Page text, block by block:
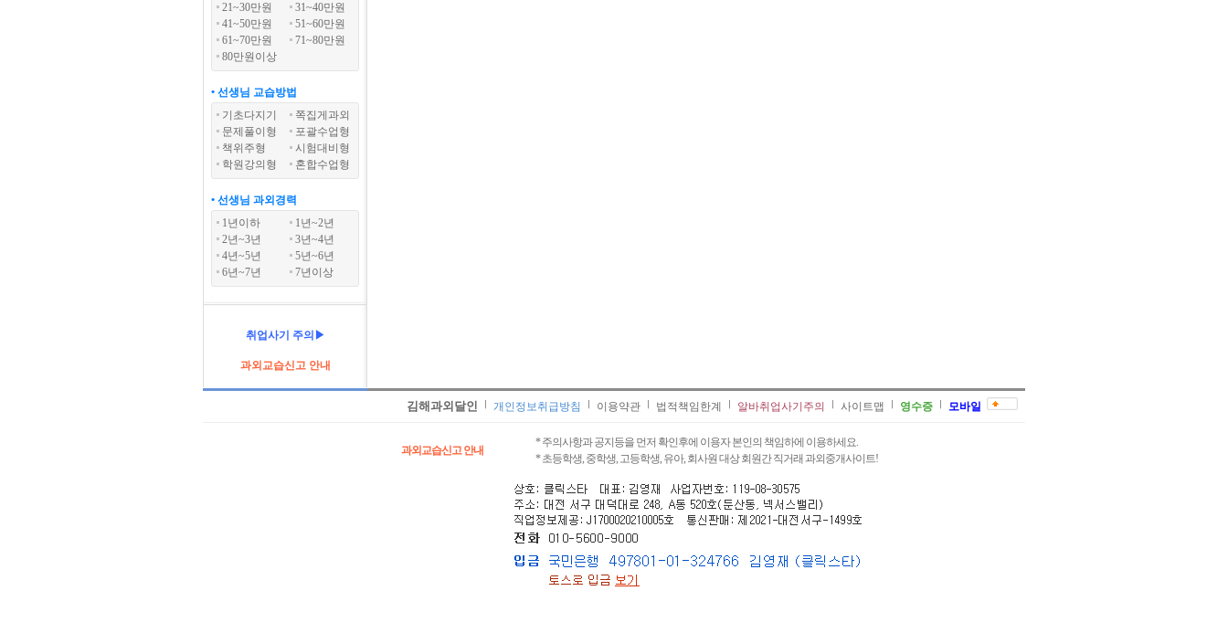
21~30만원
31~40만원
41~50만원
51~60만원
61~70만원
71~80만원
80만원이상
• 선생님 교습방법
기초다지기
쪽집게과외
문제풀이형
포괄수업형
책위주형
시험대비형
학원강의형
혼합수업형
• 선생님 과외경력
1년이하
1년~2년
2년~3년
3년~4년
4년~5년
5년~6년
6년~7년
7년이상
취업사기 주의▶
과외교습신고 안내
김해과외달인 개인정보취급방침 이용약관 법적책임한계 알바취업사기주의 사이트맵 영수증 모바일
과외교습신고 안내
* 주의사항과 공지등을 먼저 확인후에 이용자 본인의 책임하에 이용하세요.
* 초등학생, 중학생, 고등학생, 유아, 회사원 대상 회원간 직거래 과외중개사이트!